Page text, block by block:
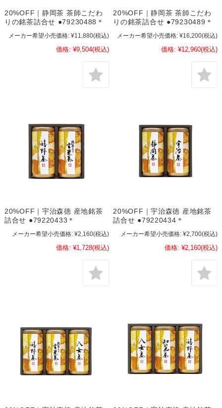
20%OFF｜静岡茶 茶師こだわ
りの銘茶詰合せ ●79230488＊
メーカー希望小売価格: ¥11,880(税込)
価格: ¥9,504(税込)
20%OFF｜静岡茶 茶師こだわ
りの銘茶詰合せ ●79230489＊
メーカー希望小売価格: ¥16,200(税込)
価格: ¥12,960(税込)
20%OFF｜宇治森徳 産地銘茶
詰合せ ●79220433＊
メーカー希望小売価格: ¥2,160(税込)
価格: ¥1,728(税込)
20%OFF｜宇治森徳 産地銘茶
詰合せ ●79220434＊
メーカー希望小売価格: ¥2,700(税込)
価格: ¥2,160(税込)